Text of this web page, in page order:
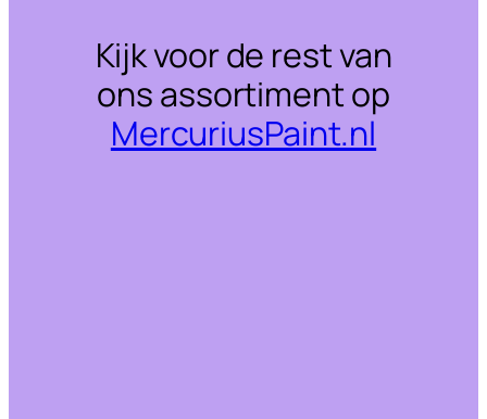
Kijk voor de rest van
ons assortiment op
MercuriusPaint.nl